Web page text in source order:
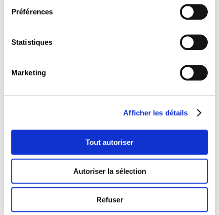
Préférences
Statistiques
Marketing
Afficher les détails
Tout autoriser
Autoriser la sélection
Refuser
MA 180 €
Le professionnel en action commerciale